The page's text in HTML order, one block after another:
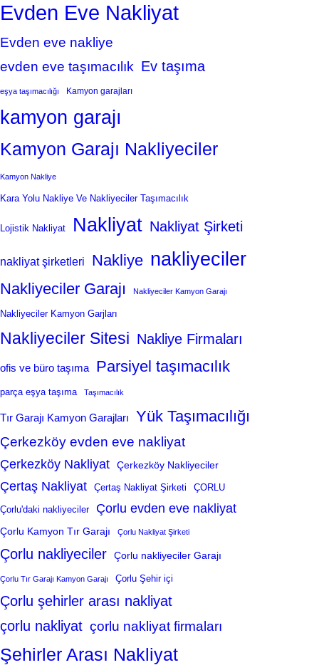
Evden Eve Nakliyat
Evden eve nakliye
evden eve taşımacılık Ev taşıma
eşya taşımacılığı Kamyon garajları
kamyon garajı
Kamyon Garajı Nakliyeciler
Kamyon Nakliye
Kara Yolu Nakliye Ve Nakliyeciler Taşımacılık
Lojistik Nakliyat Nakliyat Nakliyat Şirketi
nakliyat şirketleri Nakliye nakliyeciler
Nakliyeciler Garajı Nakliyeciler Kamyon Garajı
Nakliyeciler Kamyon Garjları
Nakliyeciler Sitesi Nakliye Firmaları
ofis ve büro taşıma Parsiyel taşımacılık
parça eşya taşıma Taşımacılık
Tır Garajı Kamyon Garajları Yük Taşımacılığı
Çerkezköy evden eve nakliyat
Çerkezköy Nakliyat Çerkezköy Nakliyeciler
Çertaş Nakliyat Çertaş Nakliyat Şirketi ÇORLU
Çorlu'daki nakliyeciler Çorlu evden eve nakliyat
Çorlu Kamyon Tır Garajı Çorlu Nakliyat Şirketi
Çorlu nakliyeciler Çorlu nakliyeciler Garajı
Çorlu Tır Garajı Kamyon Garajı Çorlu Şehir içi
Çorlu şehirler arası nakliyat
çorlu nakliyat çorlu nakliyat firmaları
Şehirler Arası Nakliyat